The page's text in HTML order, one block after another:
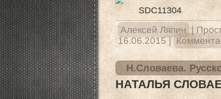
Алексей Ляпин |
16.06.2015 |
Н.Словаева.
НАТАЛЬЯ